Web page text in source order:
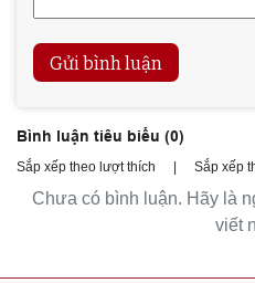
Gửi bình luận
Bình luận tiêu biểu (0)
Sắp xếp theo lượt thích Sắp xếp
Chưa có bình luận. Hãy là
viết